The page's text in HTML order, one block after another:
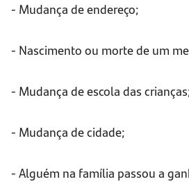
- Mudança de endereço;
- Nascimento ou morte de um
- Mudança de escola das
- Mudança de cidade;
- Alguém na família passou a